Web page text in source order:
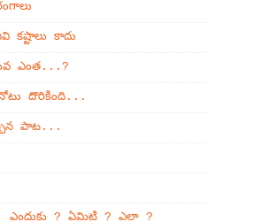
కష్టాలు కాదు
ఎంత...?
దొరికింది...
పాట...
ఎందుకు ? ఏమిటి ? ఎలా ?